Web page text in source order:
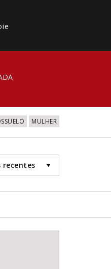
MULHER
recentes